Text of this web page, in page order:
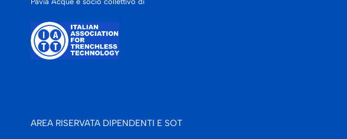
AREA RISERVATA DIPENDENTI E SOT